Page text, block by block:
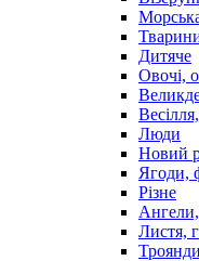
Дитяче
Овочі,
Люди
Новий
Ягоди,
Різне
Ангели,
Листя,
Троянди